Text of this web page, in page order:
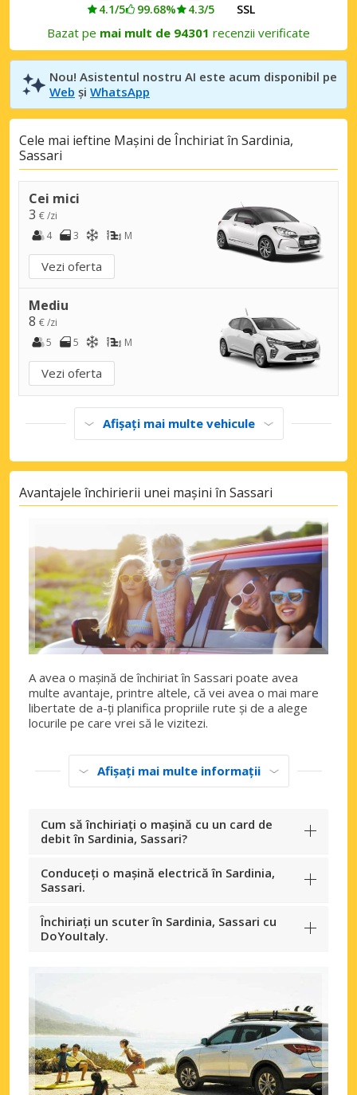
4.1/5 99.68% 4.3/5 SSL
Bazat pe mai mult de 94301 recenzii verificate
Nou! Asistentul nostru AI este acum disponibil pe
Web și WhatsApp
Cele mai ieftine Mașini de Închiriat în Sardinia,
Sassari
Cei mici
3 € /zi
4
3 M
Vezi oferta
Mediu
8 € /zi
5
5 M
Vezi oferta
Afișați mai multe vehicule
Avantajele închirierii unei mașini în Sassari
A avea o mașină de închiriat în Sassari poate avea
multe avantaje, printre altele, că vei avea o mai mare
libertate de a-ți planifica propriile rute și de a alege
locurile pe care vrei să le vizitezi.
Afișați mai multe informații
Cum să închiriați o mașină cu un card de
debit în Sardinia, Sassari?
Conduceți o mașină electrică în Sardinia,
Sassari.
Închiriați un scuter în Sardinia, Sassari cu
DoYouItaly.